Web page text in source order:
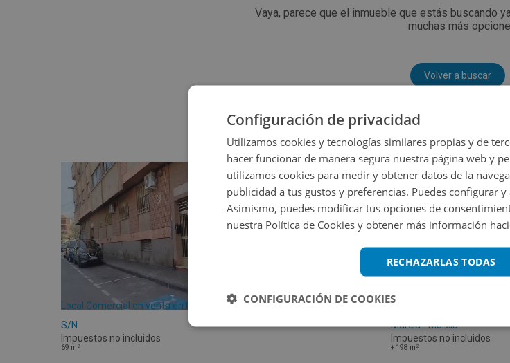
Vaya, parece que el inmueble que estás buscando
muchas más
Volver a buscar
Local Comercial en venta en CM PALOMA
S/N
Impuestos no incluidos
69 m 2
Edificio Atalaya Centro
Murcia - Murcia
Impuestos no incluidos
+ 198 m 2
Configuración de privacidad
Utilizamos cookies y tecnologías similares propias y de
hacer funcionar de manera segura nuestra página web y
utilizamos cookies para medir y obtener datos de la
publicidad a tus gustos y preferencias. Puedes configurar
Asimismo, puedes modificar tus opciones de
nuestra Política de Cookies y obtener más información
RECHAZARLAS TODAS
CONFIGURACIÓN DE COOKIES